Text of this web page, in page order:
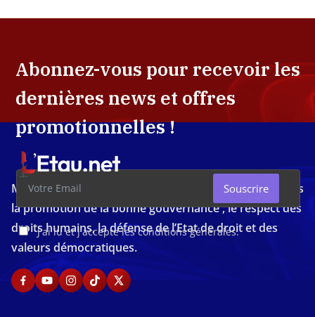
Abonnez-vous pour recevoir les
dernières news et offres
promotionnelles !
J'ai lu et j'accepte les conditions générales.
Souscrire
Média d'investigation ivoirien résolument engagé dans
la promotion de la bonne gouvernance , le respect des
droits humains, la défense de l’Etat de droit et des
valeurs démocratiques.